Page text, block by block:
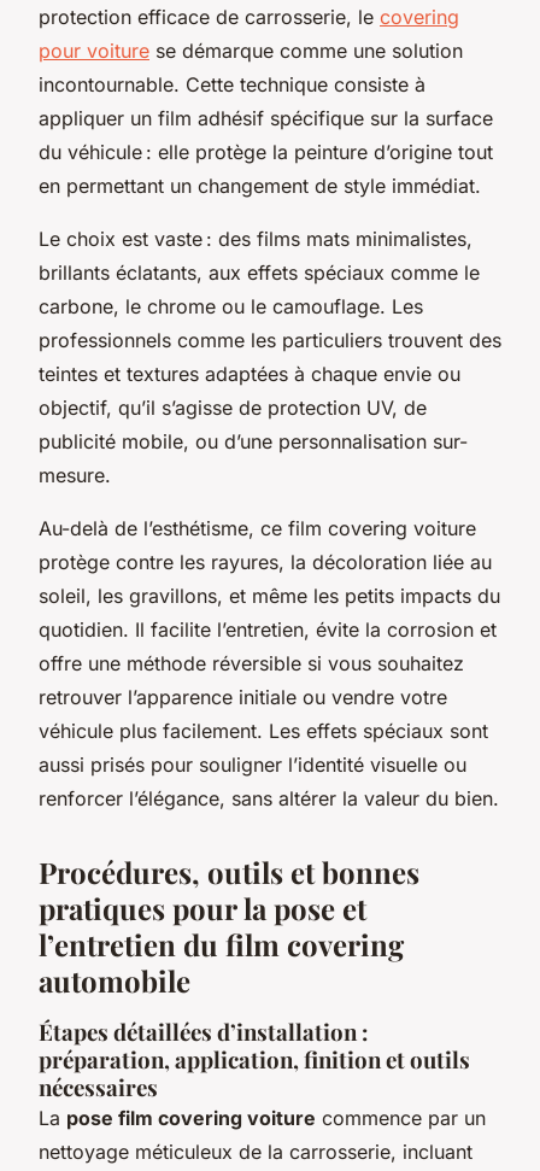
protection efficace de carrosserie, le covering
pour voiture se démarque comme une solution
incontournable. Cette technique consiste à
appliquer un film adhésif spécifique sur la surface
du véhicule : elle protège la peinture d’origine tout
en permettant un changement de style immédiat.
Le choix est vaste : des films mats minimalistes,
brillants éclatants, aux effets spéciaux comme le
carbone, le chrome ou le camouflage. Les
professionnels comme les particuliers trouvent des
teintes et textures adaptées à chaque envie ou
objectif, qu’il s’agisse de protection UV, de
publicité mobile, ou d’une personnalisation sur-
mesure.
Au-delà de l’esthétisme, ce film covering voiture
protège contre les rayures, la décoloration liée au
soleil, les gravillons, et même les petits impacts du
quotidien. Il facilite l’entretien, évite la corrosion et
offre une méthode réversible si vous souhaitez
retrouver l’apparence initiale ou vendre votre
véhicule plus facilement. Les effets spéciaux sont
aussi prisés pour souligner l’identité visuelle ou
renforcer l’élégance, sans altérer la valeur du bien.
Procédures, outils et bonnes
pratiques pour la pose et
l’entretien du film covering
automobile
Étapes détaillées d’installation :
préparation, application, finition et outils
nécessaires
La pose film covering voiture commence par un
nettoyage méticuleux de la carrosserie, incluant